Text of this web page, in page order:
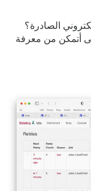
الصادرة؟
أتمكن من معرفة